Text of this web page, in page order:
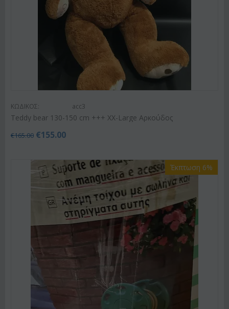
ΚΩΔΙΚΟΣ: acc3
Teddy bear 130-150 cm +++ XX-Large Αρκούδος
€165.00 €155.00
Έκπτωση 6%